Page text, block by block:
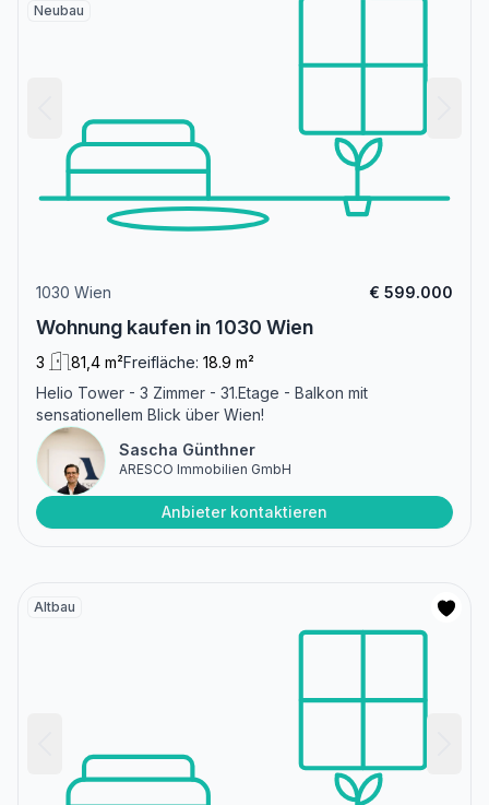
Neubau
1030 Wien € 599.000
Wohnung kaufen in 1030 Wien
3 81,4 m²Freifläche: 18.9 m²
Helio Tower - 3 Zimmer - 31.Etage - Balkon mit
sensationellem Blick über Wien!
Sascha Günthner
ARESCO Immobilien GmbH
Anbieter kontaktieren
Altbau